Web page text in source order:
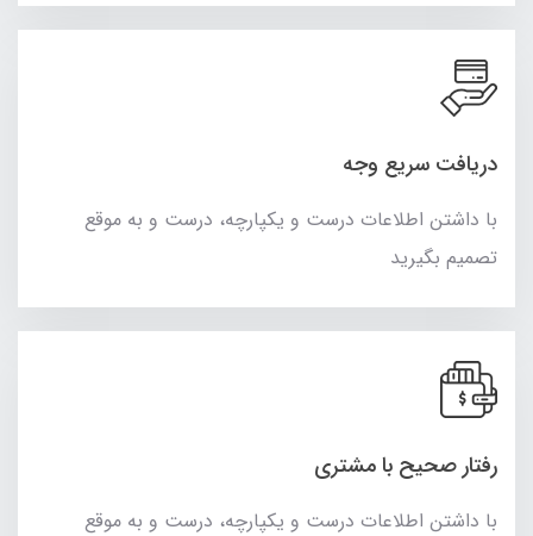
دریافت سریع وجه
با داشتن اطلاعات درست و یکپارچه، درست و به موقع
تصمیم بگیرید
رفتار صحیح با مشتری
با داشتن اطلاعات درست و یکپارچه، درست و به موقع